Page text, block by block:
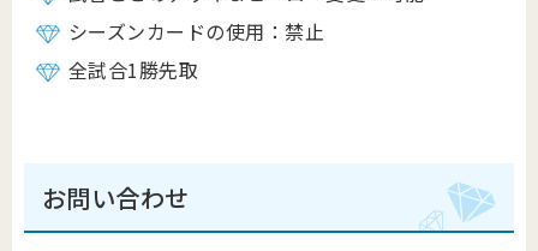
シーズンカードの使用：禁止
全試合1勝先取
お問い合わせ